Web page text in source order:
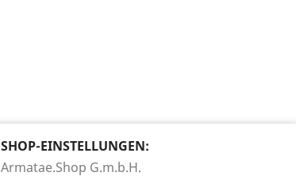
SHOP-EINSTELLUNGEN:
Armatae.Shop G.m.b.H.